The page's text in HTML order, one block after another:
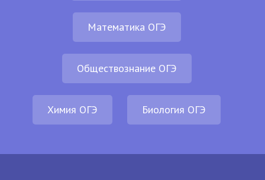
Математика ОГЭ
Обществознание ОГЭ
Химия ОГЭ Биология ОГЭ